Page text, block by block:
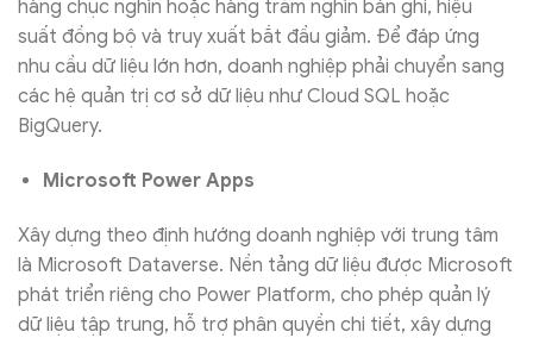
hàng chục nghìn hoặc hàng trăm nghìn bản ghi, hiệu
suất đồng bộ và truy xuất bắt đầu giảm. Để đáp ứng
nhu cầu dữ liệu lớn hơn, doanh nghiệp phải chuyển sang
các hệ quản trị cơ sở dữ liệu như Cloud SQL hoặc
BigQuery.
Microsoft Power Apps
Xây dựng theo định hướng doanh nghiệp với trung tâm
là Microsoft Dataverse. Nền tảng dữ liệu được Microsoft
phát triển riêng cho Power Platform, cho phép quản lý
dữ liệu tập trung, hỗ trợ phân quyền chi tiết, xây dựng